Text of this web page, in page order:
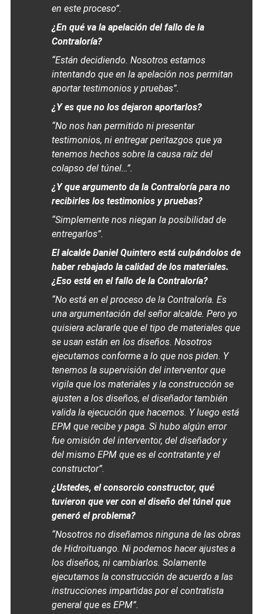
en este proceso”.
¿En qué va la apelación del fallo de la
Contraloría?
“Están decidiendo. Nosotros estamos
intentando que en la apelación nos permitan
aportar testimonios y pruebas”.
¿Y es que no los dejaron aportarlos?
“No nos han permitido ni presentar
testimonios, ni entregar peritazgos que ya
tenemos hechos sobre la causa raíz del
colapso del túnel…”.
¿Y que argumento da la Contraloría para no
recibirles los testimonios y pruebas?
“Simplemente nos niegan la posibilidad de
entregarlos”.
El alcalde Daniel Quintero está culpándolos de
haber rebajado la calidad de los materiales.
¿Eso está en el fallo de la Contraloría?
“No está en el proceso de la Contraloría. Es
una argumentación del señor alcalde. Pero yo
quisiera aclararle que el tipo de materiales que
se usan están en los diseños. Nosotros
ejecutamos conforme a lo que nos piden. Y
tenemos la supervisión del interventor que
vigila que los materiales y la construcción se
ajusten a los diseños, el diseñador también
valida la ejecución que hacemos. Y luego está
EPM que recibe y paga. Si hubo algún error
fue omisión del interventor, del diseñador y
del mismo EPM que es el contratante y el
constructor”.
¿Ustedes, el consorcio constructor, qué
tuvieron que ver con el diseño del túnel que
generó el problema?
“Nosotros no diseñamos ninguna de las obras
de Hidroituango. Ni podemos hacer ajustes a
los diseños, ni cambiarlos. Solamente
ejecutamos la construcción de acuerdo a las
instrucciones impartidas por el contratista
general que es EPM”.